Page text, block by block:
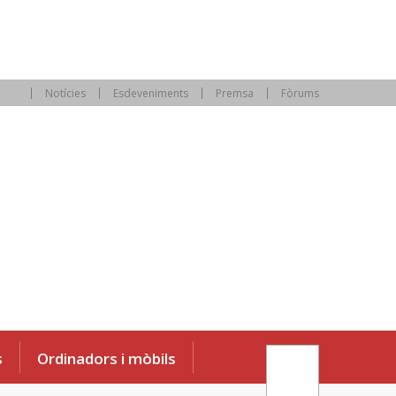
Notícies Esdeveniments Premsa Fòrums
Ordinadors i mòbils